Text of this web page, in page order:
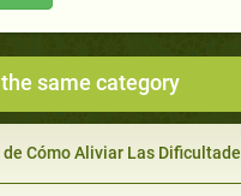
same category
de Cómo Aliviar Las